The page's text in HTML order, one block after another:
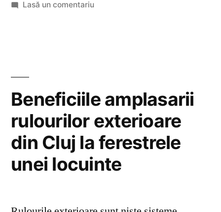
Lasă un comentariula
reprezinte
Beneficiile amplasarii
rulourilor exterioare
din Cluj la ferestrele
unei locuinte